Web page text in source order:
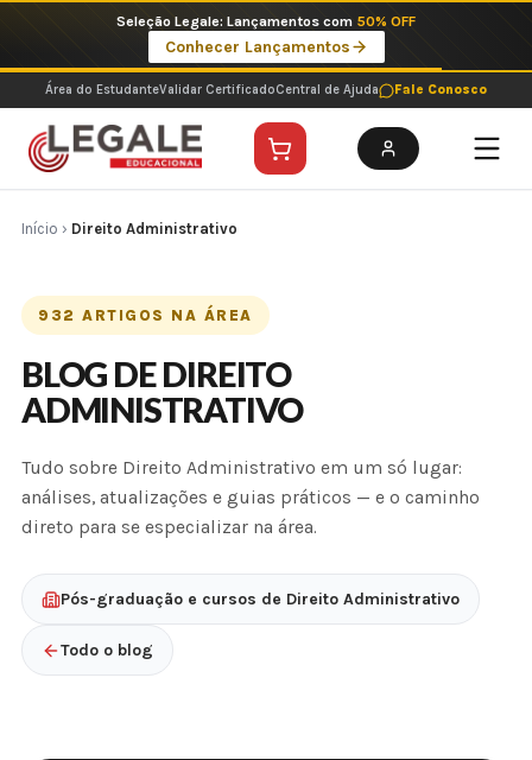
o
conteúdo
Seleção Legale: Lançamentos com 50% OFF
Conhecer Lançamentos
Área do EstudanteValidar CertificadoCentral de Ajuda Fale Conosco
Início › Direito Administrativo
932 ARTIGOS NA ÁREA
BLOG DE DIREITO
ADMINISTRATIVO
Tudo sobre Direito Administrativo em um só lugar:
análises, atualizações e guias práticos — e o caminho
direto para se especializar na área.
Pós-graduação e cursos de Direito Administrativo
Todo o blog